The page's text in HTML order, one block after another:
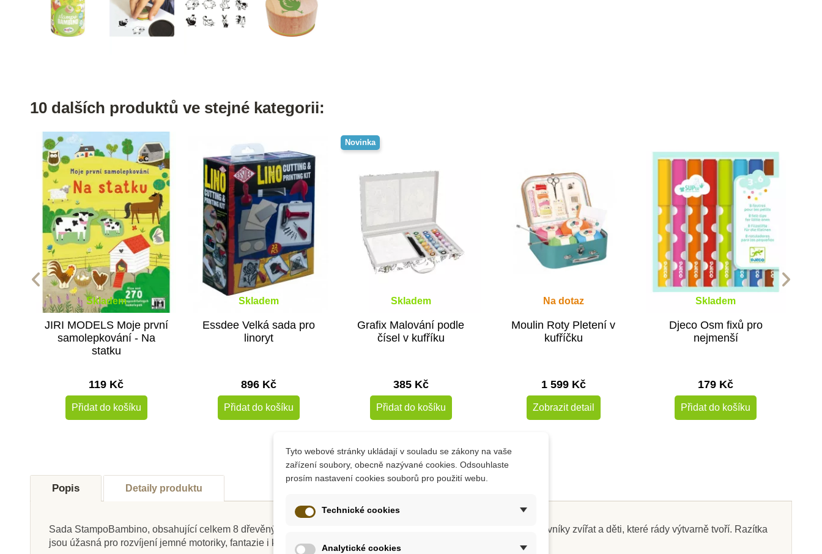
10 dalších produktů ve stejné kategorii:
Skladem
JIRI MODELS Moje první
samolepkování - Na
statku
119 Kč
Přidat do košíku
Skladem
Essdee Velká sada pro
linoryt
896 Kč
Přidat do košíku
Novinka
Skladem
Grafix Malování podle
čísel v kufříku
385 Kč
Přidat do košíku
Na dotaz
Moulin Roty Pletení v
kufříčku
1 599 Kč
Zobrazit detail
Skladem
Djeco Osm fixů pro
nejmenší
179 Kč
Přidat do košíku
Výprodej
Popis Detaily produktu
Sada StampoBambino, obsahující celkem 8 dřevěných razítek s motivem farmy, zaujme všechny malé farmáře, milovníky zvířat a děti, které rády výtvarně tvoří. Razítka
jsou úžasná pro rozvíjení jemné motoriky, fantazie i kreativního myšlení při vytváření různých příběhů.
Tyto webové stránky ukládají v souladu se zákony na vaše
zařízení soubory, obecně nazývané cookies. Odsouhlaste
prosím nastavení cookies souborů pro použití webu.
Technické cookies
Analytické cookies